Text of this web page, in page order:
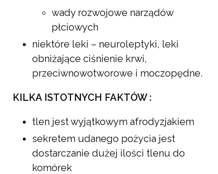
wady rozwojowe narządów
płciowych
niektóre leki – neuroleptyki, leki
obniżające ciśnienie krwi,
przeciwnowotworowe i moczopędne.
KILKA ISTOTNYCH FAKTÓW :
tlen jest wyjątkowym afrodyzjakiem
sekretem udanego pożycia jest
dostarczanie dużej ilości tlenu do
komórek